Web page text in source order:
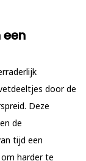
door de
Deze
de
tijd een
harder te